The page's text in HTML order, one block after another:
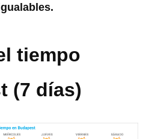
tiempo
(7 días)